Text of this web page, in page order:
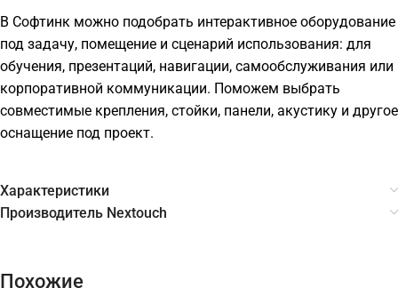
В Софтинк можно подобрать интерактивное оборудование
под задачу, помещение и сценарий использования: для
обучения, презентаций, навигации, самообслуживания или
корпоративной коммуникации. Поможем выбрать
совместимые крепления, стойки, панели, акустику и другое
оснащение под проект.
Характеристики
Производитель Nextouch
Похожие